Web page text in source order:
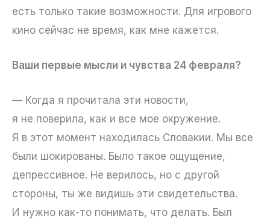
есть только такие возможности. Для игрового
кино сейчас не время, как мне кажется.
Ваши первые мысли и чувства 24 февраля?
— Когда я прочитала эти новости,
я не поверила, как и все мое окружение.
Я в этот момент находилась Словакии. Мы все
были шокированы. Было такое ощущение,
депрессивное. Не верилось, но с другой
стороны, ты же видишь эти свидетельства.
И нужно как-то понимать, что делать. Был